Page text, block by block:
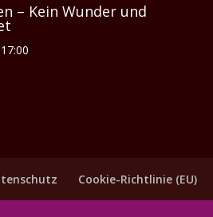
– Kein Wunder und
Cookie-Richtlinie (EU)